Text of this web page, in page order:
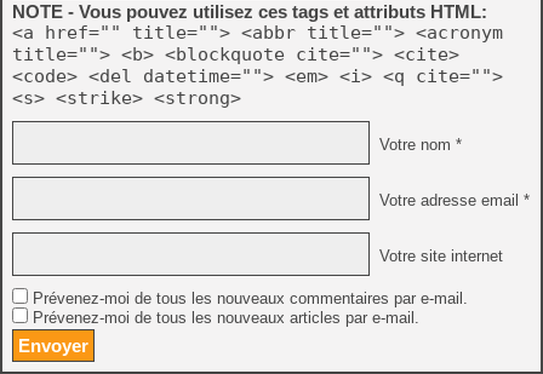
NOTE - Vous pouvez utilisez ces tags et attributs HTML:
<a href="" title=""> <abbr title=""> <acronym
title=""> <b> <blockquote cite=""> <cite>
<code> <del datetime=""> <em> <i> <q cite="">
<s> <strike> <strong>
Votre nom *
Votre adresse email *
Votre site internet
Prévenez-moi de tous les nouveaux commentaires par e-mail.
Prévenez-moi de tous les nouveaux articles par e-mail.